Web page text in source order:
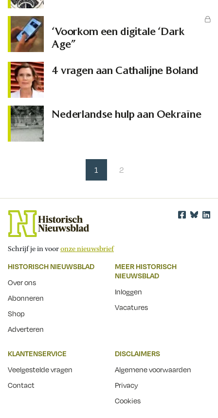
‘Voorkom een digitale ‘Dark
Age’’
4 vragen aan Cathalijne Boland
Nederlandse hulp aan Oekraïne
1 2
Schrijf je in vooronze nieuwsbrief
HISTORISCH NIEUWSBLAD
Over ons
Abonneren
Shop
Adverteren
MEER HISTORISCH
NIEUWSBLAD
Inloggen
Vacatures
KLANTENSERVICE
Veelgestelde vragen
Contact
DISCLAIMERS
Algemene voorwaarden
Privacy
Cookies